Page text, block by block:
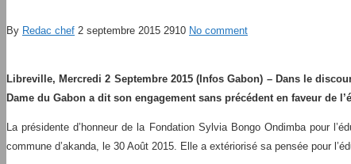
By Redac chef 2 septembre 2015 2910 No comment
Libreville, Mercredi 2 Septembre 2015 (Infos Gabon) – Dans le
Dame du Gabon a dit son engagement sans précédent en faveur de
La présidente d’honneur de la Fondation Sylvia Bongo Ondimba pour
commune d’akanda, le 30 Août 2015. Elle a extériorisé sa pensée pour